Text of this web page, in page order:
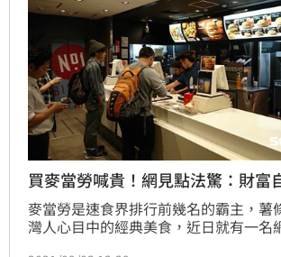
買麥當勞喊貴！網見點法驚：財富
麥當勞是速食界排行前幾名的霸主，薯
灣人心目中的經典美食，近日就有一名